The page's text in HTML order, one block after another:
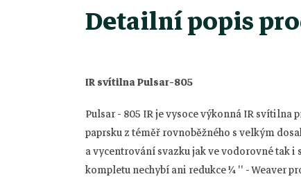
Detailní popis
IR svítilna Pulsar-805
Pulsar - 805 IR je vysoce výkonná IR
paprsku z téměř rovnoběžného s velkým
a vycentrování svazku jak ve vodorovné tak i
kompletu nechybí ani redukce ¼ '' - Weaver